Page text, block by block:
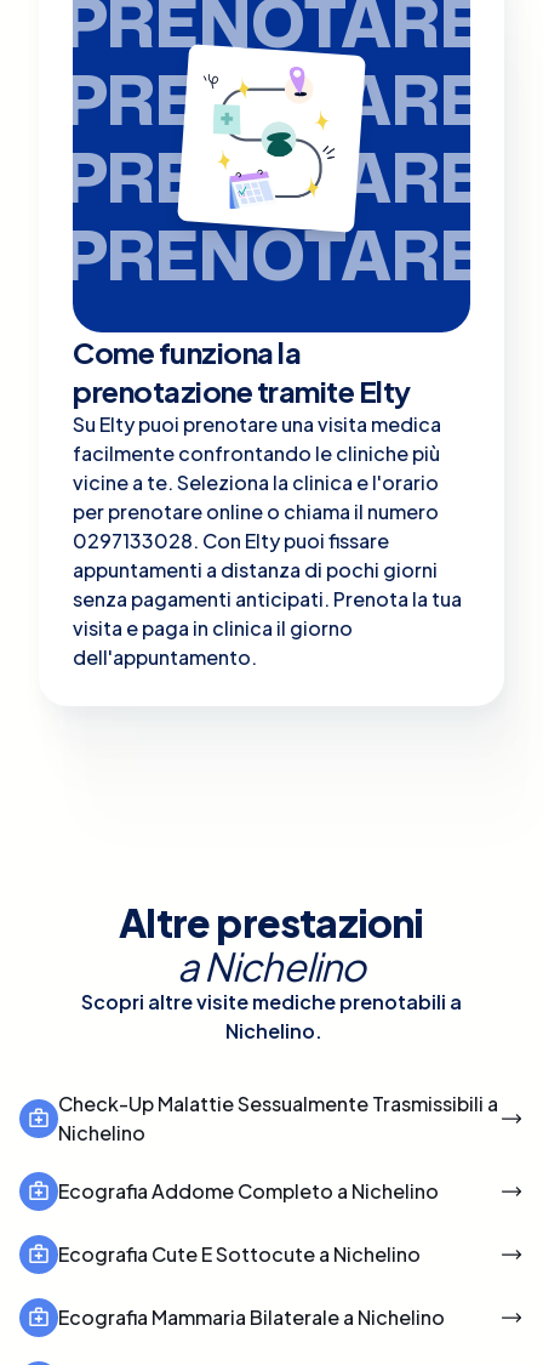
PRENOTARE
PRENOTARE
PRENOTARE
PRENOTARE
Come funziona la
prenotazione tramite Elty
Su Elty puoi prenotare una visita medica
facilmente confrontando le cliniche più
vicine a te. Seleziona la clinica e l'orario
per prenotare online o chiama il numero
0297133028. Con Elty puoi fissare
appuntamenti a distanza di pochi giorni
senza pagamenti anticipati. Prenota la tua
visita e paga in clinica il giorno
dell'appuntamento.
Altre prestazioni
aNichelino
Scopri altre visite mediche prenotabili a
Nichelino.
Check-Up Malattie Sessualmente Trasmissibili a
Nichelino
Ecografia Addome Completo a Nichelino
Ecografia Cute E Sottocute a Nichelino
Ecografia Mammaria Bilaterale a Nichelino